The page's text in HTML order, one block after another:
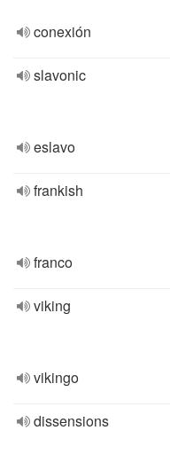
conexión
slavonic
eslavo
frankish
franco
viking
vikingo
dissensions